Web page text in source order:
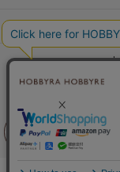
前に戻る
個人情報ポリシ
© 2026